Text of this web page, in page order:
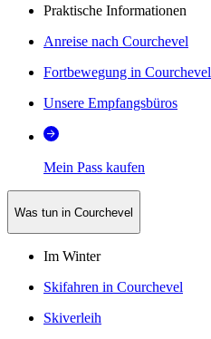
Praktische Informationen
Anreise nach Courchevel
Fortbewegung in Courchevel
Unsere Empfangsbüros
Mein Pass kaufen
Was tun in Courchevel
Im Winter
Skifahren in Courchevel
Skiverleih